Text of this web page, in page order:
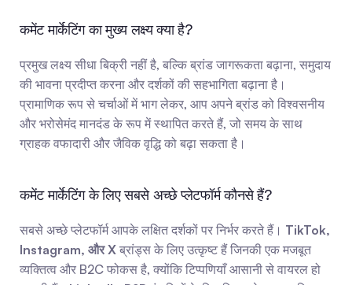
कमेंट मार्केटिंग का मुख्य लक्ष्य क्या है?
प्रमुख लक्ष्य सीधा बिक्री नहीं है, बल्कि ब्रांड जागरूकता बढ़ाना, समुदाय
की भावना प्रदीप्त करना और दर्शकों की सहभागिता बढ़ाना है।
प्रामाणिक रूप से चर्चाओं में भाग लेकर, आप अपने ब्रांड को विश्वसनीय
और भरोसेमंद मानदंड के रूप में स्थापित करते हैं, जो समय के साथ
ग्राहक वफादारी और जैविक वृद्धि को बढ़ा सकता है।
कमेंट मार्केटिंग के लिए सबसे अच्छे प्लेटफॉर्म कौनसे हैं?
सबसे अच्छे प्लेटफॉर्म आपके लक्षित दर्शकों पर निर्भर करते हैं। TikTok,
Instagram, और X ब्रांड्स के लिए उत्कृष्ट हैं जिनकी एक मजबूत
व्यक्तित्व और B2C फोकस है, क्योंकि टिप्पणियाँ आसानी से वायरल हो